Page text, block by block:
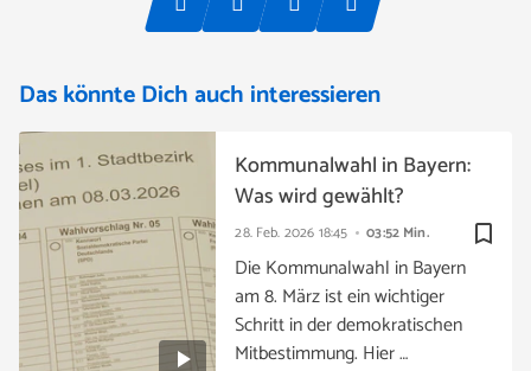
Das könnte Dich auch interessieren
bookmark_border
28. Feb. 2026 18:45 03:52 Min.
Kommunalwahl in Bayern:
Was wird gewählt?
Die Kommunalwahl in Bayern
am 8. März ist ein wichtiger
Schritt in der demokratischen
Mitbestimmung. Hier …